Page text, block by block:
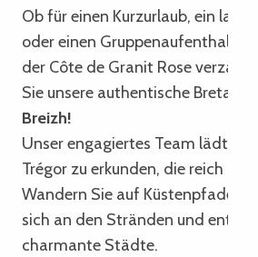
Ob für einen Kurzurlaub, ein
oder einen Gruppenaufenthalt,
der Côte de Granit Rose
Sie unsere authentische Bretagne.
Breizh!
Unser engagiertes Team lädt Sie
Trégor zu erkunden, die reich an
Wandern Sie auf Küstenpfaden,
sich an den Stränden und
charmante Städte.